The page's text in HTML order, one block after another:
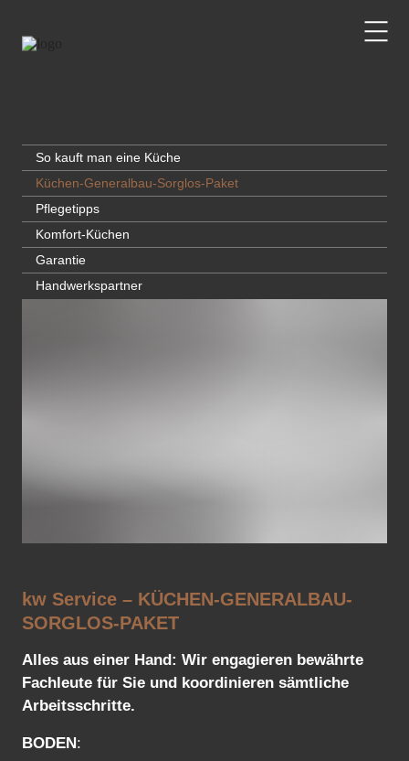
So kauft man eine Küche
Küchen-Generalbau-Sorglos-Paket
Pflegetipps
Komfort-Küchen
Garantie
Handwerkspartner
kw Service – KÜCHEN-GENERALBAU-
SORGLOS-PAKET
Alles aus einer Hand: Wir engagieren bewährte
Fachleute für Sie und koordinieren sämtliche
Arbeitsschritte.
BODEN: